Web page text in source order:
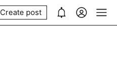
Create post